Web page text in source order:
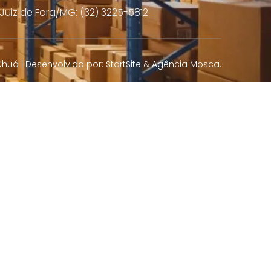
Juiz de Fora/MG: (32) 3225-5812
| Desenvolvido por: StartSite &Agência Mosca.